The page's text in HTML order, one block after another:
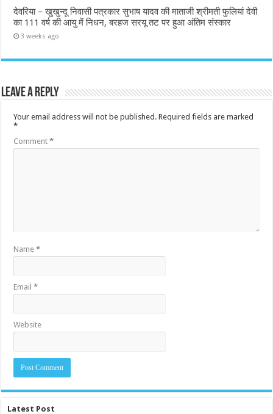
देवरिया – खुखुन्दू निवासी पत्रकार सुभाष यादव की माताजी श्रीमती फुलियां देवी
का 111 वर्ष की आयु में निधन, बरहज सरयू तट पर हुआ अंतिम संस्कार
3 weeks ago
Leave a Reply
Your email address will not be published. Required fields are marked
*
Comment*
Name*
Email*
Website
Latest Post